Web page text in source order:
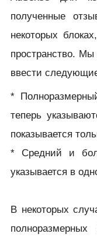
полученные
некоторых
пространство.
ввести
*
теперь
показывается
* Средний и
указывается в
В некоторых